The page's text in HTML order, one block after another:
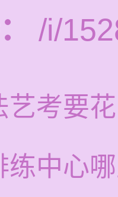
/i/
艺考要
练中心